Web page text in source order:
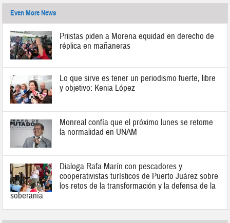
Even More News
Priistas piden a Morena equidad en derecho de
réplica en mañaneras
Lo que sirve es tener un periodismo fuerte, libre
y objetivo: Kenia López
Monreal confía que el próximo lunes se retome
la normalidad en UNAM
Dialoga Rafa Marín con pescadores y
cooperativistas turísticos de Puerto Juárez sobre
los retos de la transformación y la defensa de la
soberanía